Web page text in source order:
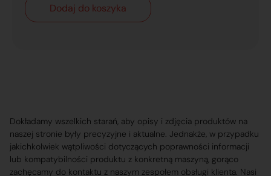
Dodaj do koszyka
Dokładamy wszelkich starań, aby opisy i zdjęcia produktów na
naszej stronie były precyzyjne i aktualne. Jednakże, w przypadku
jakichkolwiek wątpliwości dotyczących poprawności informacji
lub kompatybilności produktu z konkretną maszyną, gorąco
zachęcamy do kontaktu z naszym zespołem obsługi klienta. Nasi